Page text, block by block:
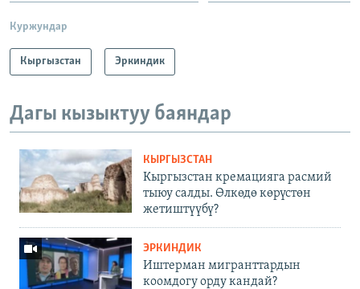
Куржундар
Кыргызстан Эркиндик
Дагы кызыктуу баяндар
КЫРГЫЗСТАН
Кыргызстан кремацияга расмий
тыюу салды. Өлкөдө көрүстөн
жетиштүүбү?
ЭРКИНДИК
Иштерман мигранттардын
коомдогу орду кандай?